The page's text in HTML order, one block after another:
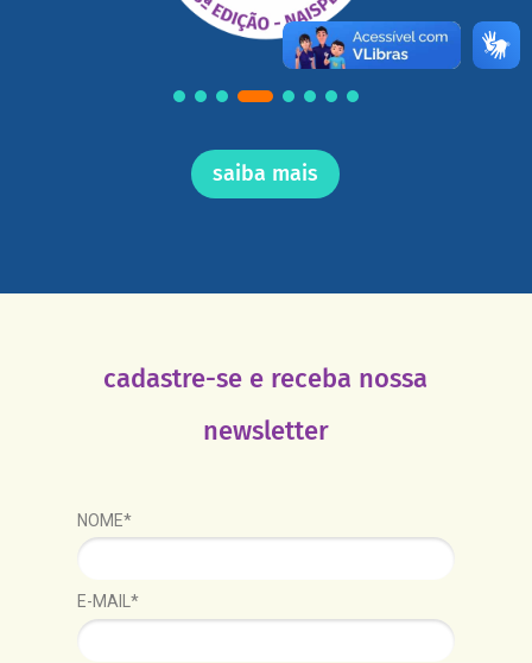
saiba mais
cadastre-se e receba nossa
newsletter
NOME*
E-MAIL*